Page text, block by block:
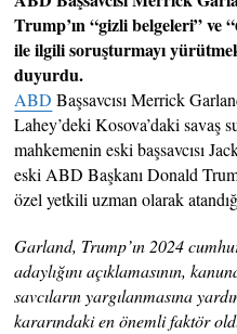
Trump’ın “gizli belgeleri” ve
ile ilgili soruşturmayı
duyurdu.
ABD Başsavcısı Merrick
Lahey’deki Kosova’daki savaş
mahkemenin eski başsavcısı
eski ABD Başkanı Donald
özel yetkili uzman olarak
Garland, Trump’ın 2024
adaylığını açıklamasının,
savcıların yargılanmasına
kararındaki en önemli faktör